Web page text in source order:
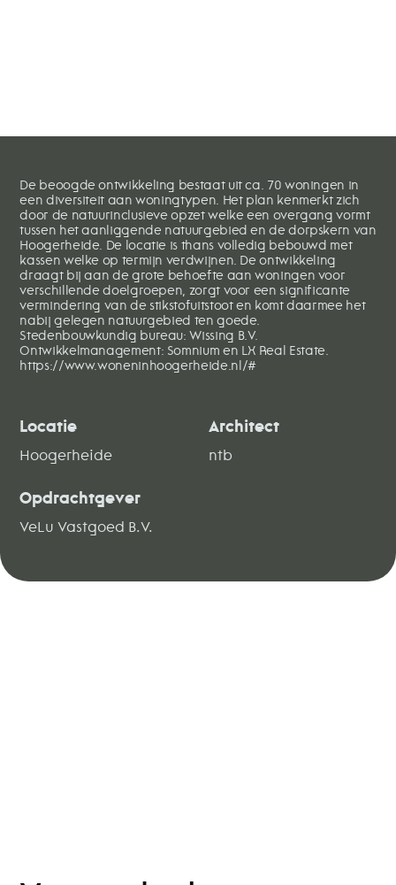
De beoogde ontwikkeling bestaat uit ca. 70 woningen in
een diversiteit aan woningtypen. Het plan kenmerkt zich
door de natuurinclusieve opzet welke een overgang vormt
tussen het aanliggende natuurgebied en de dorpskern van
Hoogerheide. De locatie is thans volledig bebouwd met
kassen welke op termijn verdwijnen. De ontwikkeling
draagt bij aan de grote behoefte aan woningen voor
verschillende doelgroepen, zorgt voor een significante
vermindering van de stikstofuitstoot en komt daarmee het
nabij gelegen natuurgebied ten goede.
Stedenbouwkundig bureau: Wissing B.V.
Ontwikkelmanagement: Somnium en LX Real Estate.
https://www.woneninhoogerheide.nl/#
Locatie
Hoogerheide
Architect
ntb
Opdrachtgever
VeLu Vastgoed B.V.